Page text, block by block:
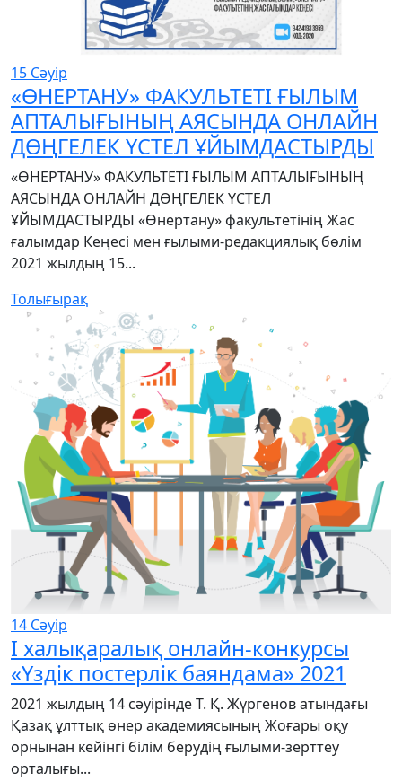
15 Сәуір
«ӨНЕРТАНУ» ФАКУЛЬТЕТІ ҒЫЛЫМ
АПТАЛЫҒЫНЫҢ АЯСЫНДА ОНЛАЙН
ДӨҢГЕЛЕК ҮСТЕЛ ҰЙЫМДАСТЫРДЫ
«ӨНЕРТАНУ» ФАКУЛЬТЕТІ ҒЫЛЫМ АПТАЛЫҒЫНЫҢ
АЯСЫНДА ОНЛАЙН ДӨҢГЕЛЕК ҮСТЕЛ
ҰЙЫМДАСТЫРДЫ «Өнертану» факультетінің Жас
ғалымдар Кеңесі мен ғылыми-редакциялық бөлім
2021 жылдың 15...
Толығырақ
14 Сәуір
I халықаралық онлайн-конкурсы
«Үздік постерлік баяндама» 2021
2021 жылдың 14 сәуірінде Т. Қ. Жүргенов атындағы
Қазақ ұлттық өнер академиясының Жоғары оқу
орнынан кейінгі білім берудің ғылыми-зерттеу
орталығы...